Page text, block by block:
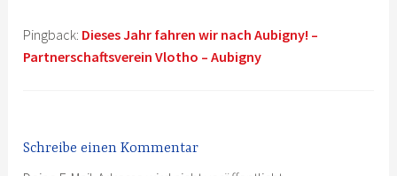
Pingback: Dieses Jahr fahren wir nach Aubigny! –
Partnerschaftsverein Vlotho – Aubigny
Schreibe einen Kommentar